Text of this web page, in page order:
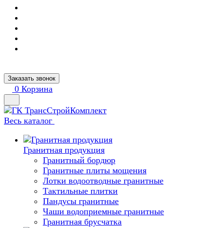
Заказать звонок
0 Корзина
Весь каталог
Гранитная продукция
Гранитный бордюр
Гранитные плиты мощения
Лотки водоотводные гранитные
Тактильные плитки
Пандусы гранитные
Чаши водоприемные гранитные
Гранитная брусчатка